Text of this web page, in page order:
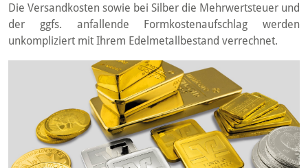
Die Versandkosten sowie bei Silber die Mehrwertsteuer und
der ggfs. anfallende Formkostenaufschlag werden
unkompliziert mit Ihrem Edelmetallbestand verrechnet.